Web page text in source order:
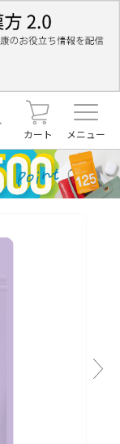
カート メニュー